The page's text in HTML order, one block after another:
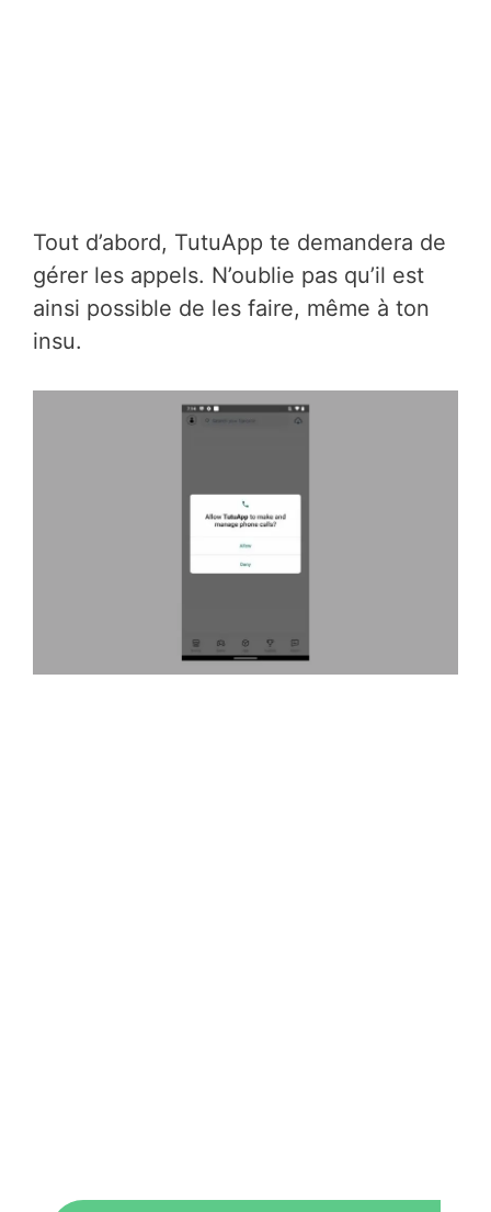
Tout d’abord, TutuApp te demandera de
gérer les appels. N’oublie pas qu’il est
ainsi possible de les faire, même à ton
insu.